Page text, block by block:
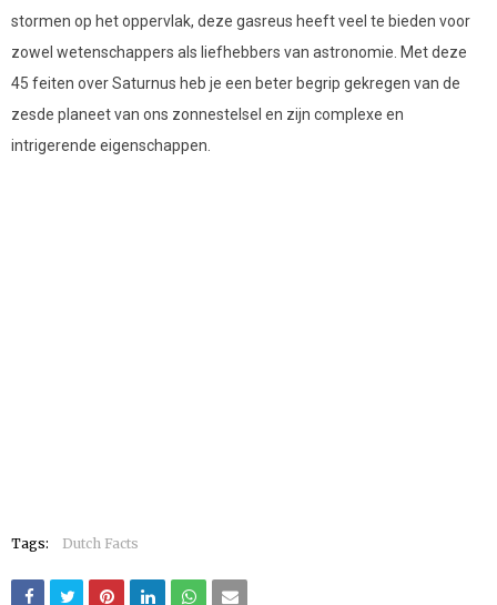
stormen op het oppervlak, deze gasreus heeft veel te bieden voor
zowel wetenschappers als liefhebbers van astronomie. Met deze
45 feiten over Saturnus heb je een beter begrip gekregen van de
zesde planeet van ons zonnestelsel en zijn complexe en
intrigerende eigenschappen.
Tags: Dutch Facts